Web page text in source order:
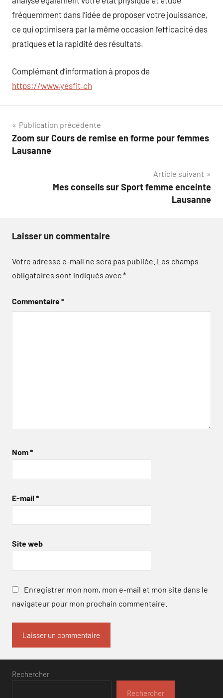
fréquemment dans l’idée de proposer votre jouissance,
ce qui optimisera par la même occasion l’efficacité des
pratiques et la rapidité des résultats.
Complément d’information à propos de
https://www.yesfit.ch
Navigation
de
Publication précédente
Zoom sur Cours de remise en forme pour femmes
Lausanne
Article suivant
Mes conseils sur Sport femme enceinte
Lausanne
Laisser un commentaire
Votre adresse e-mail ne sera pas publiée. Les champs
obligatoires sont indiqués avec*
Commentaire*
Nom*
E-mail *
Site web
Enregistrer mon nom, mon e-mail et mon site dans le
navigateur pour mon prochain commentaire.
Rechercher
Rechercher